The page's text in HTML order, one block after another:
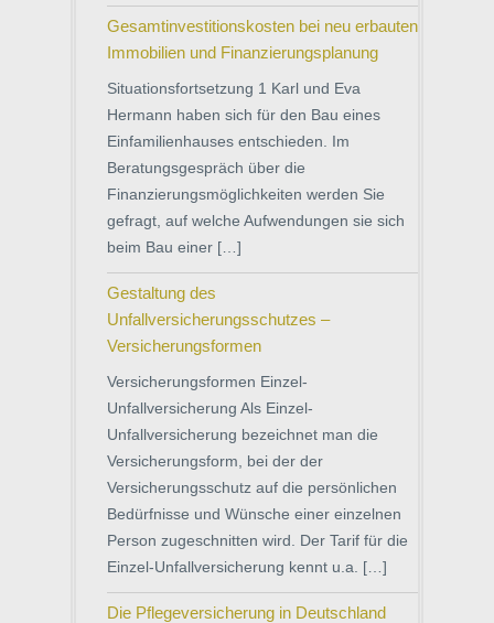
Gesamtinvestitionskosten bei neu erbauten
Immobilien und Finanzierungsplanung
Situationsfortsetzung 1 Karl und Eva
Hermann haben sich für den Bau eines
Einfamilienhauses entschieden. Im
Beratungsgespräch über die
Finanzierungsmöglichkeiten werden Sie
gefragt, auf welche Aufwendungen sie sich
beim Bau einer […]
Gestaltung des
Unfallversicherungsschutzes –
Versicherungsformen
Versicherungsformen Einzel-
Unfallversicherung Als Einzel-
Unfallversicherung bezeichnet man die
Versicherungsform, bei der der
Versicherungsschutz auf die persönlichen
Bedürfnisse und Wünsche einer einzelnen
Person zugeschnitten wird. Der Tarif für die
Einzel-Unfallversicherung kennt u.a. […]
Die Pflegeversicherung in Deutschland